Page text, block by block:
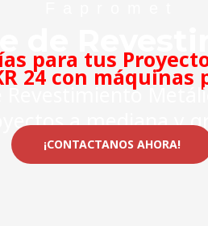
para tus
24 con
a mediana y
¡CONTACTANOS AHORA!